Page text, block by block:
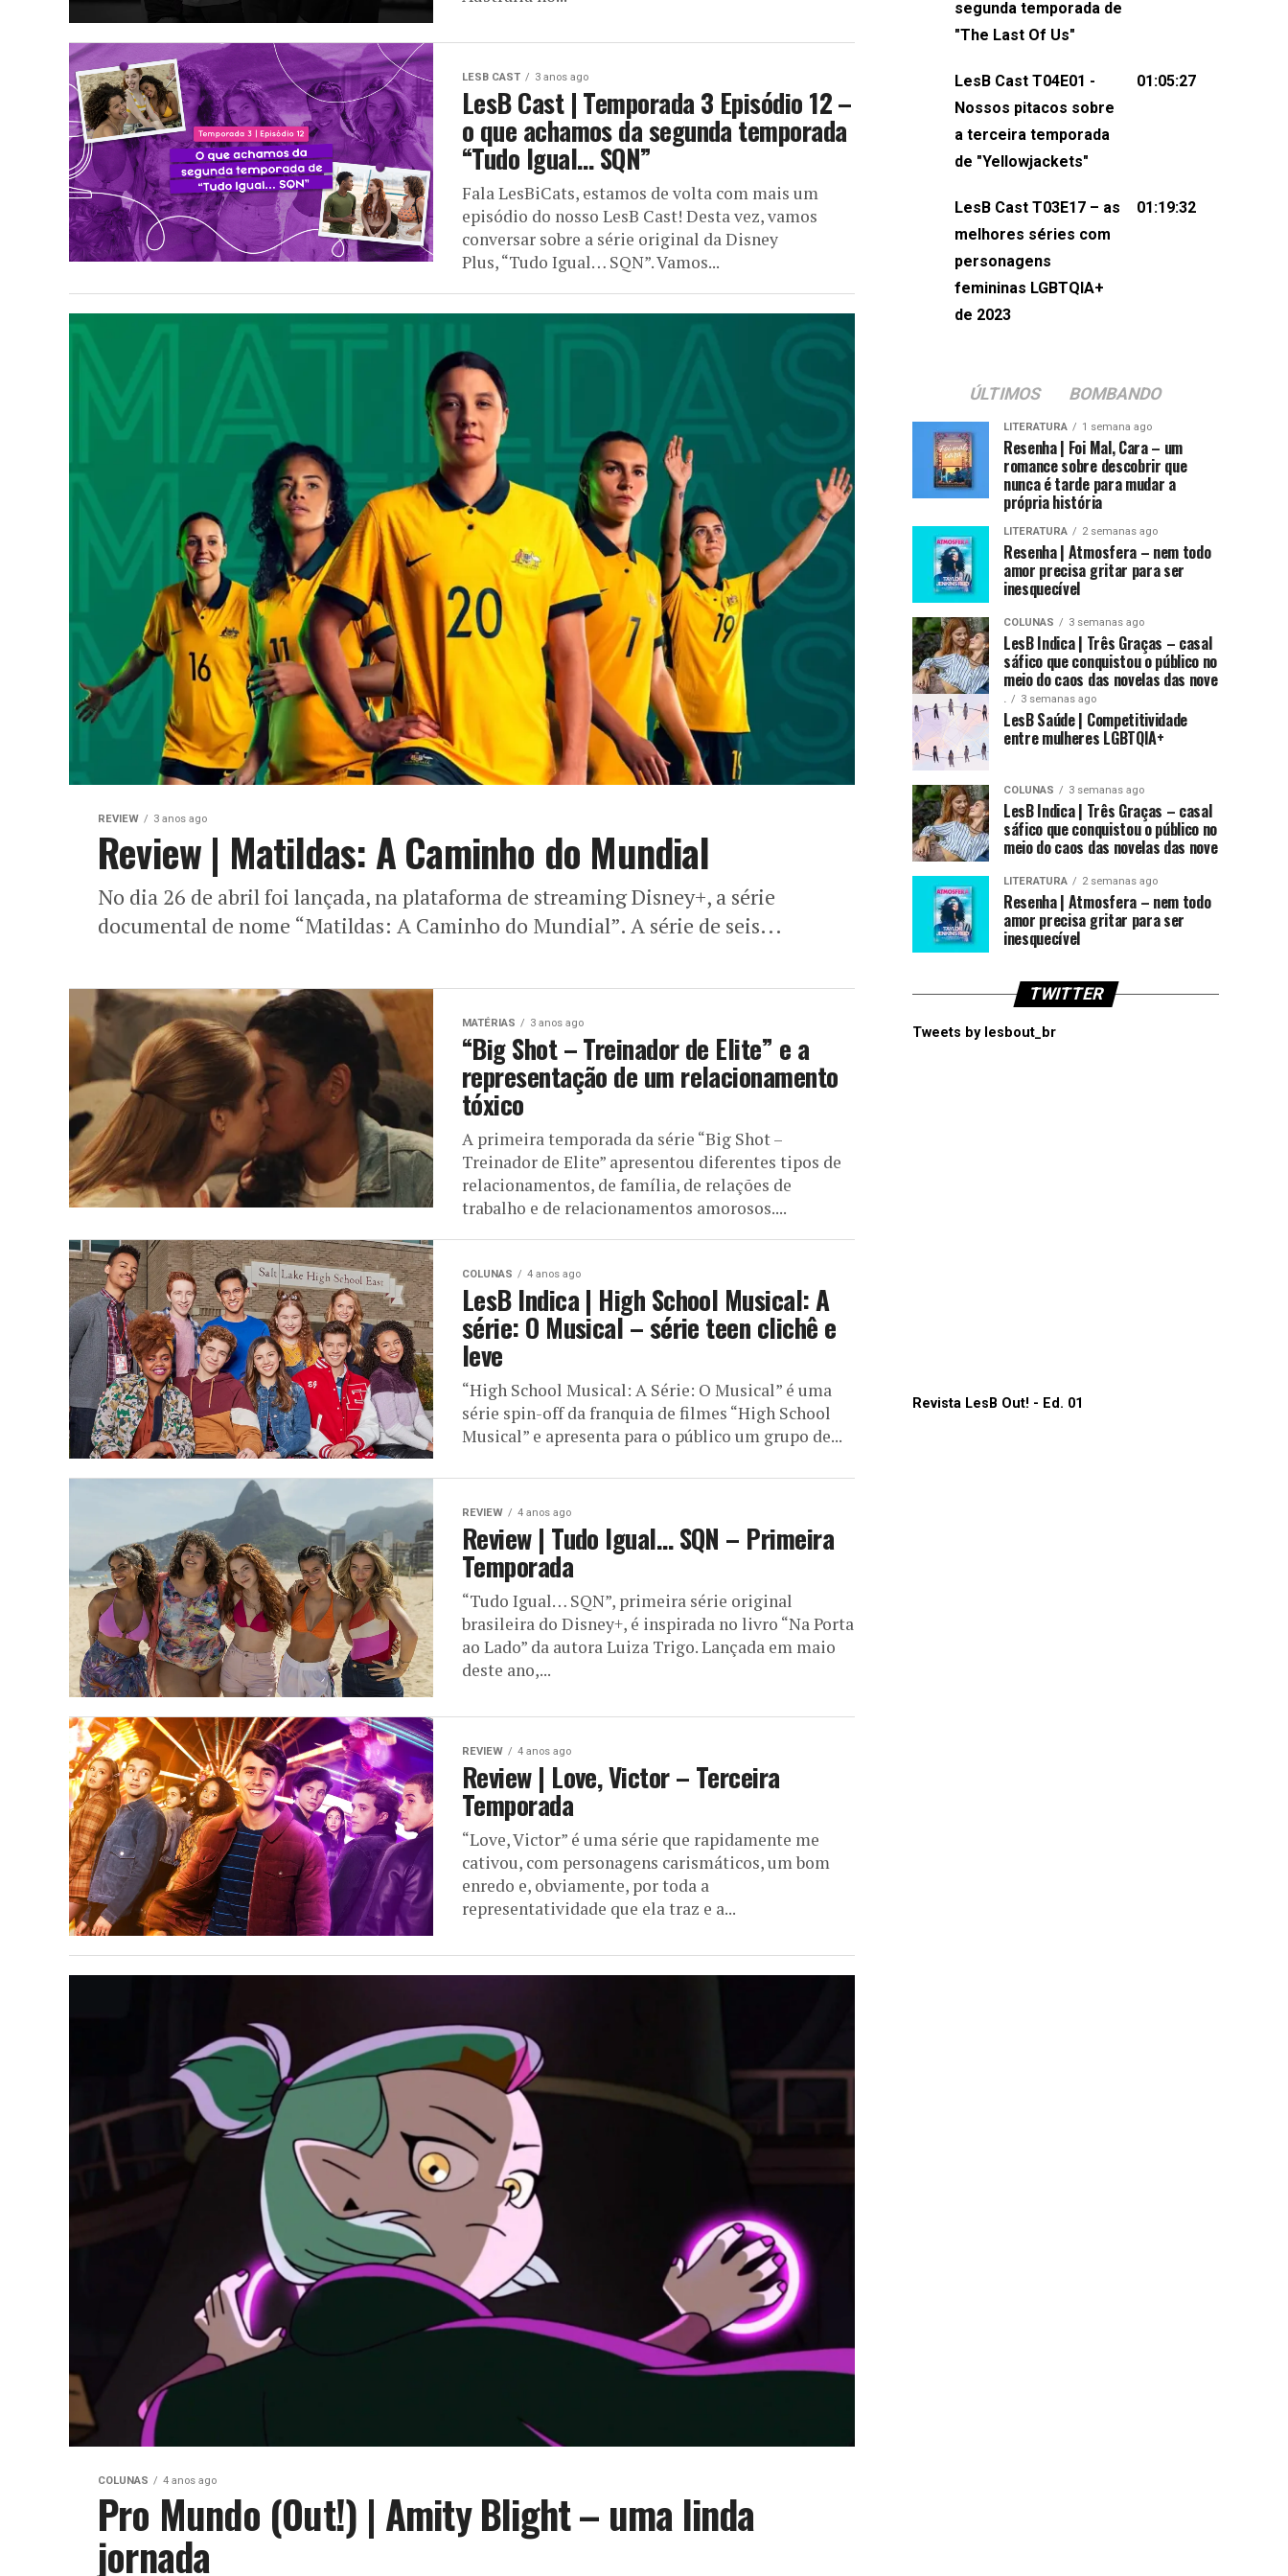
LESB CAST 3 anos ago
LesB Cast | Temporada 3 Episódio 12 –
o que achamos da segunda temporada
“Tudo Igual… SQN”
Fala LesBiCats, estamos de volta com mais um
episódio do nosso LesB Cast! Desta vez, vamos
conversar sobre a série original da Disney
Plus, “Tudo Igual… SQN”. Vamos...
REVIEW 3 anos ago
Review | Matildas: A Caminho do Mundial
No dia 26 de abril foi lançada, na plataforma de streaming Disney+, a série
documental de nome “Matildas: A Caminho do Mundial”. A série de seis...
MATÉRIAS 3 anos ago
“Big Shot – Treinador de Elite” e a
representação de um relacionamento
tóxico
A primeira temporada da série “Big Shot –
Treinador de Elite” apresentou diferentes tipos de
relacionamentos, de família, de relações de
trabalho e de relacionamentos amorosos....
COLUNAS 4 anos ago
LesB Indica | High School Musical: A
série: O Musical – série teen clichê e
leve
“High School Musical: A Série: O Musical” é uma
série spin-off da franquia de filmes “High School
Musical” e apresenta para o público um grupo de...
REVIEW 4 anos ago
Review | Tudo Igual… SQN – Primeira
Temporada
“Tudo Igual… SQN”, primeira série original
brasileira do Disney+, é inspirada no livro “Na Porta
ao Lado” da autora Luiza Trigo. Lançada em maio
deste ano,...
REVIEW 4 anos ago
Review | Love, Victor – Terceira
Temporada
“Love, Victor” é uma série que rapidamente me
cativou, com personagens carismáticos, um bom
enredo e, obviamente, por toda a
representatividade que ela traz e a...
COLUNAS 4 anos ago
Pro Mundo (Out!) | Amity Blight – uma linda
jornada
não esqueça de visitar nosso site e
sociais:Twitter: ⁠⁠⁠⁠@lesbout_br⁠⁠⁠⁠ Instagram:
do LesB Cast:Apresentação de
Karolen Passos
(⁠⁠⁠⁠⁠⁠@KarolenPassos⁠⁠⁠⁠⁠⁠)Participação de
Pollyelly FlorêncioEdição de Naiady
Machado
segunda temporada de
"The Last Of Us"
LesB Cast T04E01 -
Nossos pitacos sobre
a terceira temporada
de "Yellowjackets"
01:05:27
LesB Cast T03E17 – as
melhores séries com
personagens
femininas LGBTQIA+
de 2023
01:19:32
ÚLTIMOS BOMBANDO
LITERATURA 1 semana ago
Resenha | Foi Mal, Cara – um
romance sobre descobrir que
nunca é tarde para mudar a
própria história
LITERATURA 2 semanas ago
Resenha | Atmosfera – nem todo
amor precisa gritar para ser
inesquecível
COLUNAS 3 semanas ago
LesB Indica | Três Graças – casal
sáfico que conquistou o público no
meio do caos das novelas das nove
. 3 semanas ago
LesB Saúde | Competitividade
entre mulheres LGBTQIA+
COLUNAS 3 semanas ago
LesB Indica | Três Graças – casal
sáfico que conquistou o público no
meio do caos das novelas das nove
LITERATURA 2 semanas ago
Resenha | Atmosfera – nem todo
amor precisa gritar para ser
inesquecível
TWITTER
Tweets by lesbout_br
Revista LesB Out! - Ed. 01